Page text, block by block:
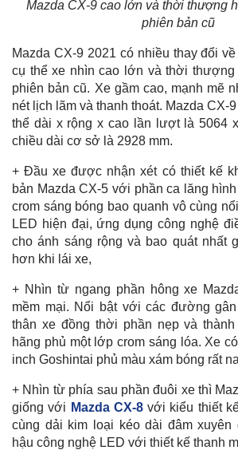
Mazda CX-9 cao lớn và thời thượng
phiên bản cũ
Mazda CX-9 2021 có nhiều thay đổi
cụ thể xe nhìn cao lớn và thời
phiên bản cũ. Xe gầm cao, mạnh mẽ
nét lịch lãm và thanh thoát. Mazda CX-
thể dài x rộng x cao lần lượt là 5064
chiều dài cơ sở là 2928 mm.
+ Đầu xe được nhận xét có thiết kế
bản Mazda CX-5 với phần ca lăng
crom sáng bóng bao quanh vô cùng
LED hiện đại, ứng dụng công nghệ
cho ánh sáng rộng và bao quát nhất
hơn khi lái xe,
+ Nhìn từ ngang phần hông xe
mềm mại. Nổi bật với các đường
thân xe đồng thời phần nẹp và
hãng phủ một lớp crom sáng lóa. Xe
inch Goshintai phủ màu xám bóng rất
+ Nhìn từ phía sau phần đuôi xe thì
giống với Mazda CX-8với kiểu thiết
cùng dải kim loại kéo dài đâm xuyên
hậu công nghệ LED với thiết kế thanh